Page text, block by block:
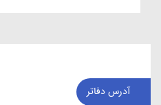
آدرس دفاتر